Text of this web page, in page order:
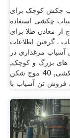
چکش کوچک برای
چکشی استفاده
از معادن طلا برای
. گرفتن اطلاعات
مرغداری در
بزرگ و کوچک,
آسیاب چکشی, 40 موج شکن